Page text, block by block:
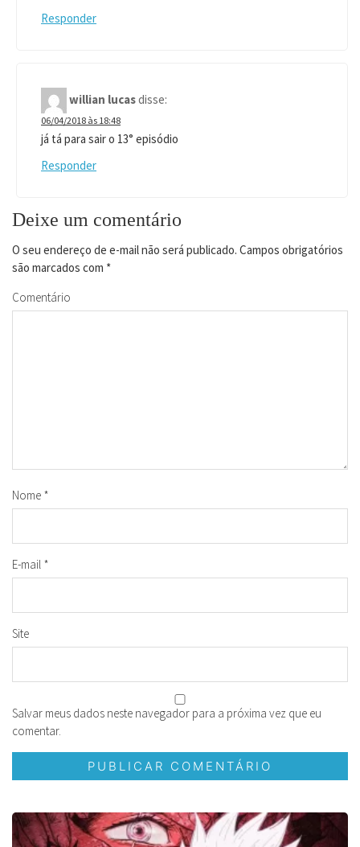
Responder
willian lucasdisse:
06/04/2018 às 18:48
já tá para sair o 13° episódio
Responder
Deixe um comentário
O seu endereço de e-mail não será publicado. Campos obrigatórios
são marcados com *
Comentário
Nome *
E-mail *
Site
Salvar meus dados neste navegador para a próxima vez que eu
comentar.